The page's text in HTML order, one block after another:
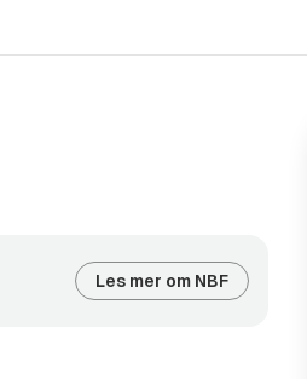
Les mer om NBF